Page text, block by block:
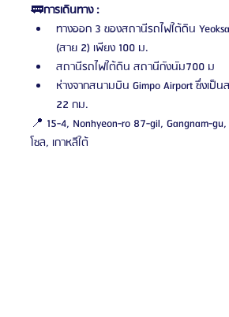
🚃การเดินทาง :
ทางออก 3 ของสถานีรถไฟใต้ดิน
(สาย 2) เพียง 100 ม.
สถานีรถไฟใต้ดิน สถานีกังนัม700 ม
ห่างจากสนามบิน Gimpo Airport ซึ่งเป็
22 กม.
📍 15-4, Nonhyeon-ro 87-gil, Gangnam-
โซล, เกาหลีใต้